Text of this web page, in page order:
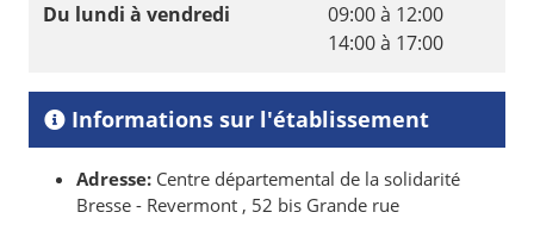
Du lundi à vendredi
09:00 à 12:00
14:00 à 17:00
Informations sur l'établissement
Adresse: Centre départemental de la solidarité
Bresse - Revermont , 52 bis Grande rue